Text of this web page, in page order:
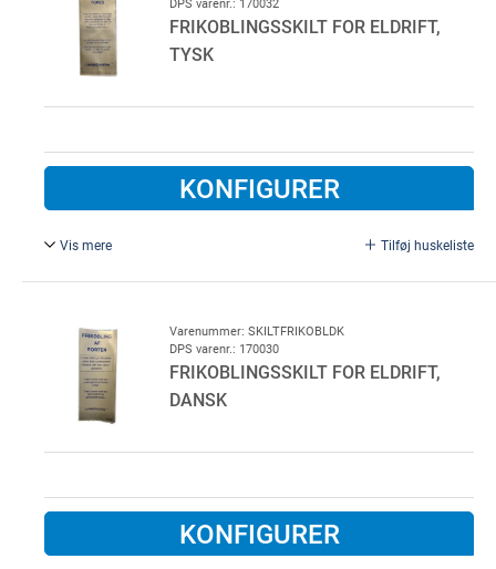
FRIKOBLINGSSKILT FOR ELDRIFT,
TYSK
KONFIGURER
Vis mere Tilføj huskeliste
Frikoblingsskilt for eldrift, Tysk.
Varenummer: SKILTFRIKOBLDK
DPS varenr.: 170030
FRIKOBLINGSSKILT FOR ELDRIFT,
DANSK
KONFIGURER